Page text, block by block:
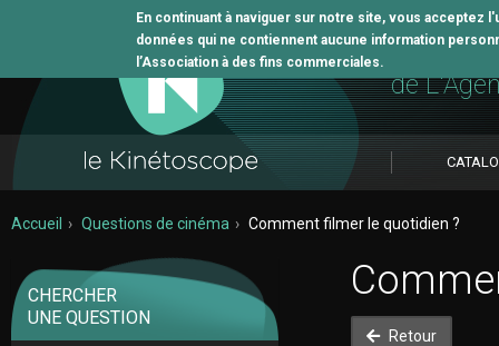
En continuant à naviguer sur notre site, vous
données qui ne contiennent aucune information
l’Association à des fins commerciales. L'outil
de
Accueil Questions de cinéma Comment filmer le quotidien ?
CHERCHER
UNE QUESTION
Retour